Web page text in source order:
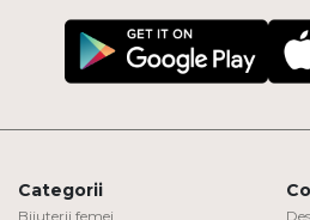
Categorii
Bijuterii femei